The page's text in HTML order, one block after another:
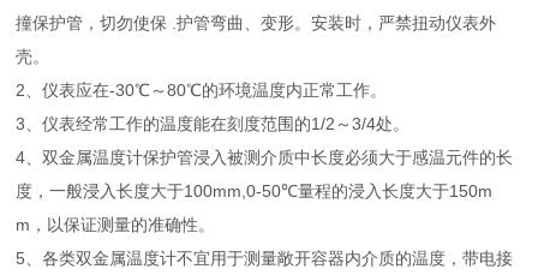
撞保护管，切勿使保 .护管弯曲、变形。安装时，严禁扭动仪表外
壳。
2、仪表应在-30℃～80℃的环境温度内正常工作。
3、仪表经常工作的温度能在刻度范围的1/2～3/4处。
4、双金属温度计保护管浸入被测介质中长度必须大于感温元件的长
度，一般浸入长度大于100mm,0-50℃量程的浸入长度大于150m
m，以保证测量的准确性。
5、各类双金属温度计不宜用于测量敞开容器内介质的温度，带电接